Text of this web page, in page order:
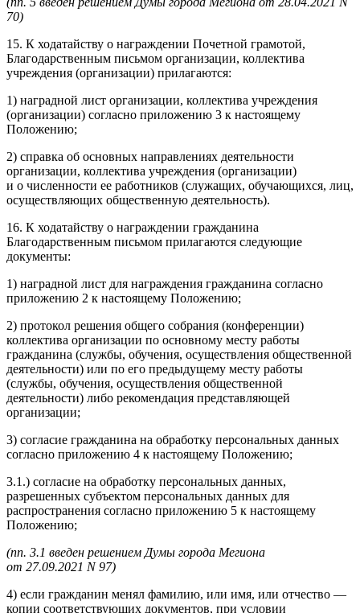
70)
15. К ходатайству о награждении Почетной грамотой,
Благодарственным письмом организации, коллектива
учреждения (организации) прилагаются:
1) наградной лист организации, коллектива учреждения
(организации) согласно приложению 3 к настоящему
Положению;
2) справка об основных направлениях деятельности
организации, коллектива учреждения (организации)
и о численности ее работников (служащих, обучающихся, лиц,
осуществляющих общественную деятельность).
16. К ходатайству о награждении гражданина
Благодарственным письмом прилагаются следующие
документы:
1) наградной лист для награждения гражданина согласно
приложению 2 к настоящему Положению;
2) протокол решения общего собрания (конференции)
коллектива организации по основному месту работы
гражданина (службы, обучения, осуществления общественной
деятельности) или по его предыдущему месту работы
(службы, обучения, осуществления общественной
деятельности) либо рекомендация представляющей
организации;
3) согласие гражданина на обработку персональных данных
согласно приложению 4 к настоящему Положению;
3.1.) согласие на обработку персональных данных,
разрешенных субъектом персональных данных для
распространения согласно приложению 5 к настоящему
Положению;
(пп. 3.1 введен решением Думы города Мегиона
от 27.09.2021 N 97)
4) если гражданин менял фамилию, или имя, или отчество —
копии соответствующих документов, при условии